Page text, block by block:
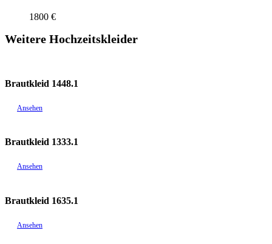
1800 €
Weitere Hochzeitskleider
Brautkleid 1448.1
Ansehen
Brautkleid 1333.1
Ansehen
Brautkleid 1635.1
Ansehen